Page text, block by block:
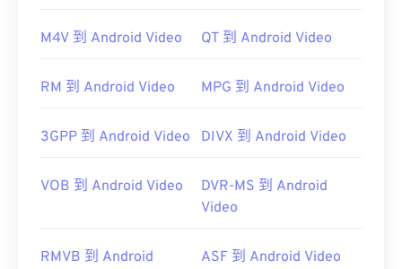
首次发行：1998年
有用的链接：
http://www.3gpp2.org/
M4V 到 Android Video QT 到 Android Video
RM 到 Android Video MPG 到 Android Video
3GPP 到 Android Video DIVX 到 Android Video
VOB 到 Android Video
DVR-MS 到 Android
Video
RMVB 到 Android
ASF 到 Android Video